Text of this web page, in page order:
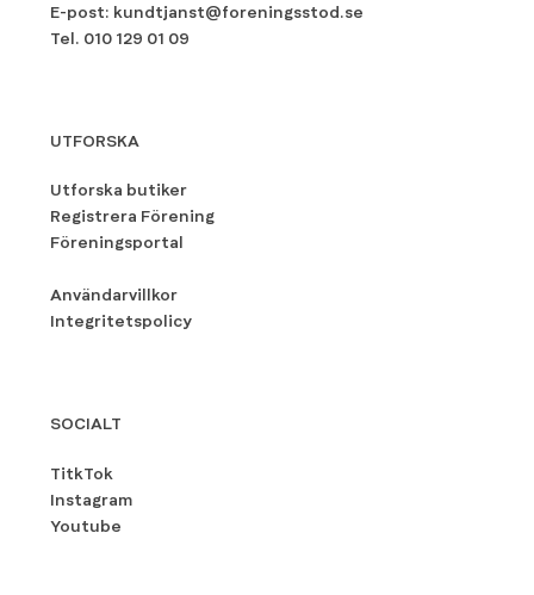
E-post: kundtjanst@foreningsstod.se
Tel. 010 129 01 09
UTFORSKA
Utforska butiker
Registrera Förening
Föreningsportal
Användarvillkor
Integritetspolicy
SOCIALT
TitkTok
Instagram
Youtube